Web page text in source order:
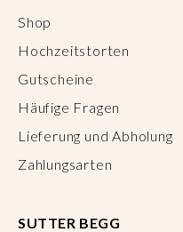
Shop
Hochzeitstorten
Gutscheine
Häufige Fragen
Lieferung und Abholung
Zahlungsarten
SUTTER BEGG